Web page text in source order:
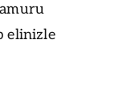
elinizle